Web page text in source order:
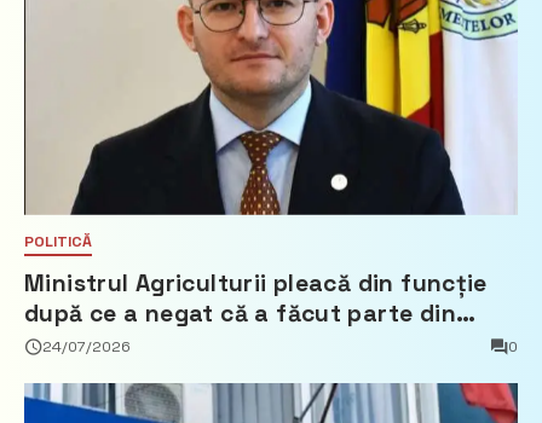
POLITICĂ
Ministrul Agriculturii pleacă din funcție
după ce a negat că a făcut parte din
Partidul Democrat
24/07/2026 0